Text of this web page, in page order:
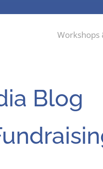
Workshops
Blog